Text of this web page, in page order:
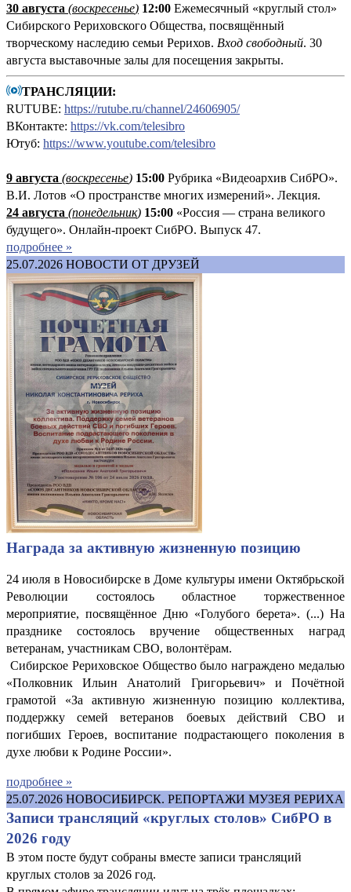
30 августа (воскресенье) 12:00 Ежемесячный «круглый стол»
Сибирского Рериховского Общества, посвящённый
творческому наследию семьи Рерихов. Вход свободный. 30
августа выставочные залы для посещения закрыты.
ТРАНСЛЯЦИИ:
RUTUBE: https://rutube.ru/channel/24606905/
ВКонтакте: https://vk.com/telesibro
Ютуб: https://www.youtube.com/telesibro
9 августа (воскресенье) 15:00 Рубрика «Видеоархив СибРО».
В.И. Лотов «О пространстве многих измерений». Лекция.
24 августа (понедельник) 15:00 «Россия — страна великого
будущего». Онлайн-проект СибРО. Выпуск 47.
подробнее »
25.07.2026 НОВОСТИ ОТ ДРУЗЕЙ
Награда за активную жизненную позицию
24 июля в Новосибирске в Доме культуры имени Октябрьской
Революции состоялось областное торжественное
мероприятие, посвящённое Дню «Голубого берета». (...) На
празднике состоялось вручение общественных наград
ветеранам, участникам СВО, волонтёрам.
Сибирское Рериховское Общество было награждено медалью
«Полковник Ильин Анатолий Григорьевич» и Почётной
грамотой «За активную жизненную позицию коллектива,
поддержку семей ветеранов боевых действий СВО и
погибших Героев, воспитание подрастающего поколения в
духе любви к Родине России».
подробнее »
25.07.2026 НОВОСИБИРСК. РЕПОРТАЖИ МУЗЕЯ РЕРИХА
Записи трансляций «круглых столов» СибРО в
2026 году
В этом посте будут собраны вместе записи трансляций
круглых столов за 2026 год.